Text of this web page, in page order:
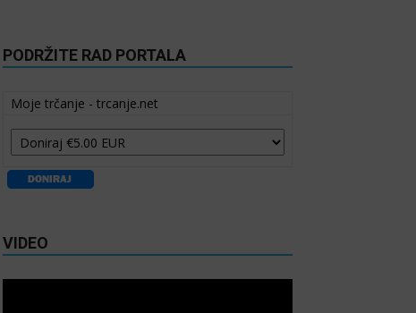
PODRŽITE RAD PORTALA
Moje trčanje - trcanje.net
VIDEO